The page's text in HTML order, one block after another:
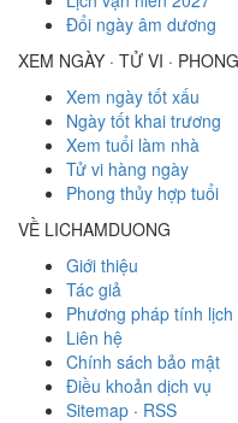
Đổi ngày âm dương
XEM NGÀY · TỬ VI ·
Xem ngày tốt xấu
Ngày tốt khai trương
Xem tuổi làm nhà
Tử vi hàng ngày
Phong thủy hợp tuổi
VỀ LICHAMDUONG
Giới thiệu
Tác giả
Phương pháp tính lịch
Liên hệ
Chính sách bảo mật
Điều khoản dịch vụ
Sitemap · RSS